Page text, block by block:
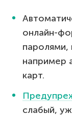
онлайн-
например
карт.
слабый,